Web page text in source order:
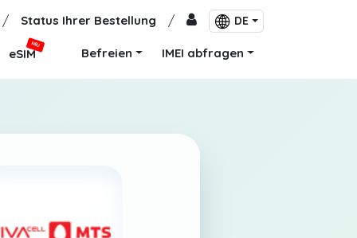
/ Status Ihrer Bestellung / DE
eSIM
NEU
Befreien IMEI abfragen